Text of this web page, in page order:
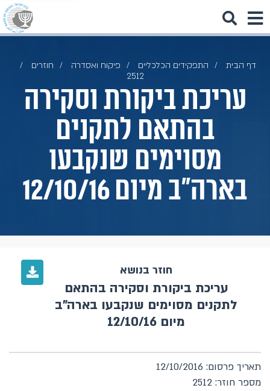
דף הבית התפקידים הכלכליים פיקוח ואסדרה
חוזרים
2512
עריכת ביקורת וסקירה
בהתאם לתקנים
מסוימים שנקבעו
בארה"ב מיום 12/10/16
חוזר בנושא
עריכת ביקורת וסקירה בהתאם
לתקנים מסוימים שנקבעו בארה"ב
מיום 12/10/16
תאריך פרסום: 12/10/2016
מספר חוזר: 2512